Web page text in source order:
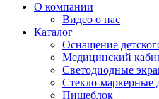
О компании
Видео о нас
Каталог
Оснащение
Медицинский
Светодиодные
Стекло-маркерные
Пищеблок